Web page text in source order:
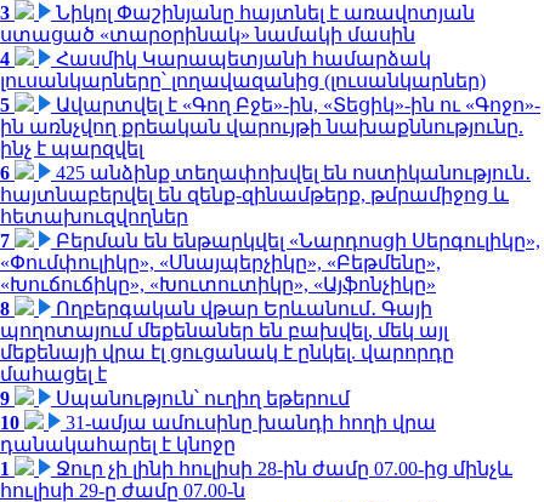
3
Նիկոլ Փաշինյանը հայտնել է առավոտյան
ստացած «տարօրինակ» նամակի մասին
4
Հասմիկ Կարապետյանի համարձակ
լուսանկարները՝ լողավազանից (լուսանկարներ)
5
Ավարտվել է «Գող Բջե»-ին, «Տեցիկ»-ին ու «Գոջո»-
ին առնչվող քրեական վարույթի նախաքննությունը.
ինչ է պարզվել
6
425 անձինք տեղափոխվել են ոստիկանություն․
հայտնաբերվել են զենք-զինամթերք, թմրամիջոց և
հետախուզվողներ
7
Բերման են ենթարկվել «Նարդոսցի Սերգուլիկը»,
«Փումփուլիկը», «Սնայպերչիկը», «Բեթմենը»,
«Խուճուճիկը», «Խուտուտիկը», «Այֆոնչիկը»
8
Ողբերգական վթար Երևանում․ Գայի
պողոտայում մեքենաներ են բախվել, մեկ այլ
մեքենայի վրա էլ ցուցանակ է ընկել. վարորդը
մահացել է
9
Սպանություն՝ ուղիղ եթերում
10
31-ամյա ամուսինը խանդի հողի վրա
դանակահարել է կնոջը
1
Ջուր չի լինի հուլիսի 28-ին ժամը 07.00-ից մինչև
հուլիսի 29-ը ժամը 07.00-ն